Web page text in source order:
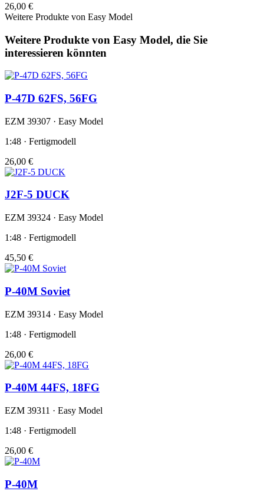
26,00 €
Weitere Produkte von Easy Model
Weitere Produkte von Easy Model, die Sie
interessieren könnten
P-47D 62FS, 56FG
EZM 39307 · Easy Model
1:48 · Fertigmodell
26,00 €
J2F-5 DUCK
EZM 39324 · Easy Model
1:48 · Fertigmodell
45,50 €
P-40M Soviet
EZM 39314 · Easy Model
1:48 · Fertigmodell
26,00 €
P-40M 44FS, 18FG
EZM 39311 · Easy Model
1:48 · Fertigmodell
26,00 €
P-40M